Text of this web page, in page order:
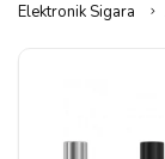
Elektronik Sigara